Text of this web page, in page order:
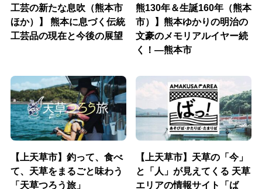
工芸の新たな息吹（熊本市
ほか）】 熊本に息づく伝統
工芸品の現在と今後の展望
熊130年＆生誕160年（熊本
市）】熊本ゆかりの明治の
文豪のメモリアルイヤー続
く！―熊本市
【上天草市】釣って、食べ
て、天草をまるごと味わう
「天草つろう旅」
【上天草市】天草の「今」
と「人」が見えてくる 天草
エリアの情報サイト「ば